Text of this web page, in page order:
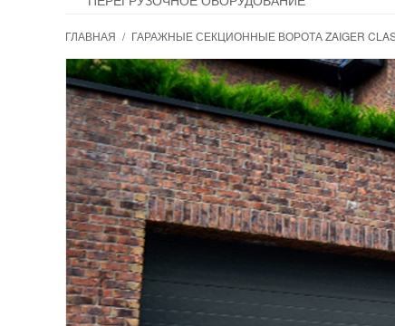
ГЛАВНАЯ / ГАРАЖНЫЕ СЕКЦИОННЫЕ ВОРОТА ZAIGER